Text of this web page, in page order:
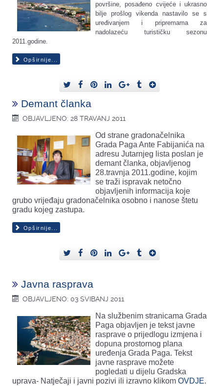
površine, posađeno cvijeće i ukrasno
bilje prošlog vikenda nastavilo se s
uređivanjem i pripremama za
nadolazeću turističku sezonu
2011.godine.
Opširnije...
Demant članka
OBJAVLJENO: 28 TRAVANJ 2011
Od strane gradonačelnika
Grada Paga Ante Fabijanića na
adresu Jutarnjeg lista poslan je
demant članka, objavljenog
28.travnja 2011.godine, kojim
se traži ispravak netočno
objavljenih informacija koje
grubo vrijeđaju gradonačelnika osobno i nanose štetu
gradu kojeg zastupa.
Opširnije...
Javna rasprava
OBJAVLJENO: 03 SVIBANJ 2011
Na službenim stranicama Grada
Paga objavljen je tekst javne
rasprave o prijedlogu izmjena i
dopuna prostornog plana
uređenja Grada Paga. Tekst
javne rasprave možete
pogledati u dijelu Gradska
uprava- Natječaji i javni pozivi ili izravno klikom OVDJE.